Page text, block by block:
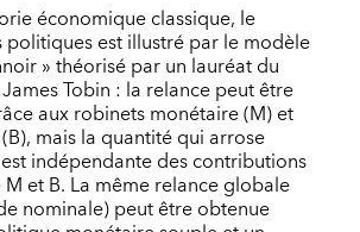
économique classique, le
politiques est illustré par le modèle
» théorisé par un lauréat du
Tobin : la relance peut être
aux robinets monétaire (M) et
mais la quantité qui arrose
indépendante des contributions
et B. La même relance globale
nominale) peut être obtenue